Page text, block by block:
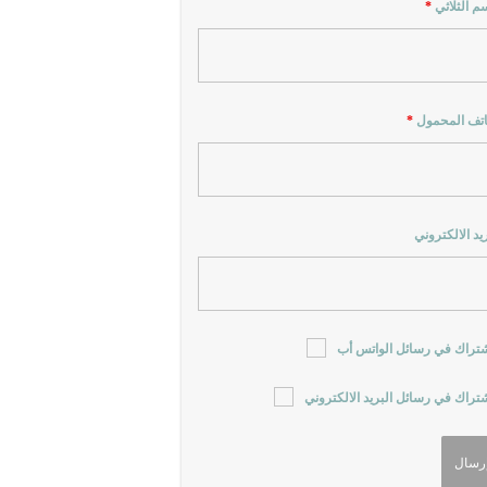
الثلاثي *
المحمول *
الالكتروني
في رسائل الواتس أب
في رسائل البريد الالكتروني